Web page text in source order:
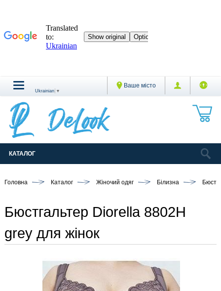
Ваше місто
Ukrainian ▼
КАТАЛОГ
Головна Каталог Жіночий одяг Білизна
Бюстгальтер Diorella 8802H
grey для жінок